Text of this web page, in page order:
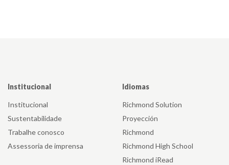
Institucional
Institucional
Sustentabilidade
Trabalhe conosco
Assessoria de imprensa
Idiomas
Richmond Solution
Proyección
Richmond
Richmond High School
Richmond iRead